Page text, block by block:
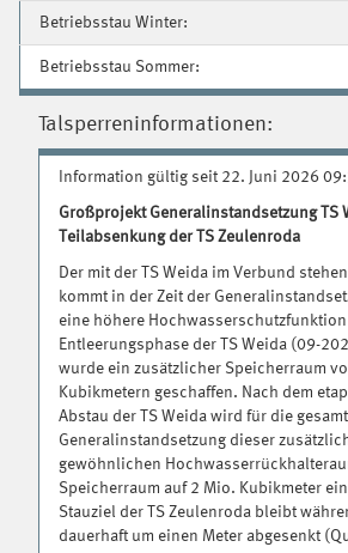
Betriebsstau Winter:
Betriebsstau Sommer:
Talsperreninformationen:
Information gültig seit 22. Juni 2026
Großprojekt Generalinstandsetzung TS
Teilabsenkung der TS Zeulenroda
Der mit der TS Weida im Verbund
kommt in der Zeit der
eine höhere
Entleerungsphase der TS Weida (09-
wurde ein zusätzlicher Speicherraum
Kubikmetern geschaffen. Nach dem
Abstau der TS Weida wird für die
Generalinstandsetzung dieser
gewöhnlichen
Speicherraum auf 2 Mio. Kubikmeter
Stauziel der TS Zeulenroda bleibt
dauerhaft um einen Meter abgesenkt